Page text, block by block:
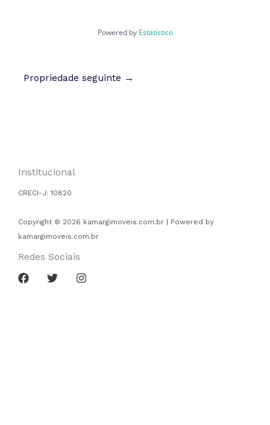
Powered by Estatístico
Propriedade seguinte →
Institucional
CRECI-J: 10820
Copyright © 2026 kamargimoveis.com.br | Powered by
kamargimoveis.com.br
Redes Sociais